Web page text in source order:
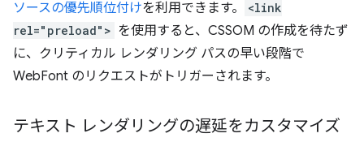
ソースの優先順位付けを利用できます。
<link
rel="preload"> を使用すると、CSSOM の作成を待たず
に、クリティカル レンダリング パスの早い段階で
WebFont のリクエストがトリガーされます。
テキスト レンダリングの遅延をカスタマイズ